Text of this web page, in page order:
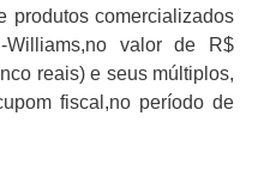
produtos comercializados
Williams,no valor de R$
reais) e seus múltiplos,
fiscal,no período de